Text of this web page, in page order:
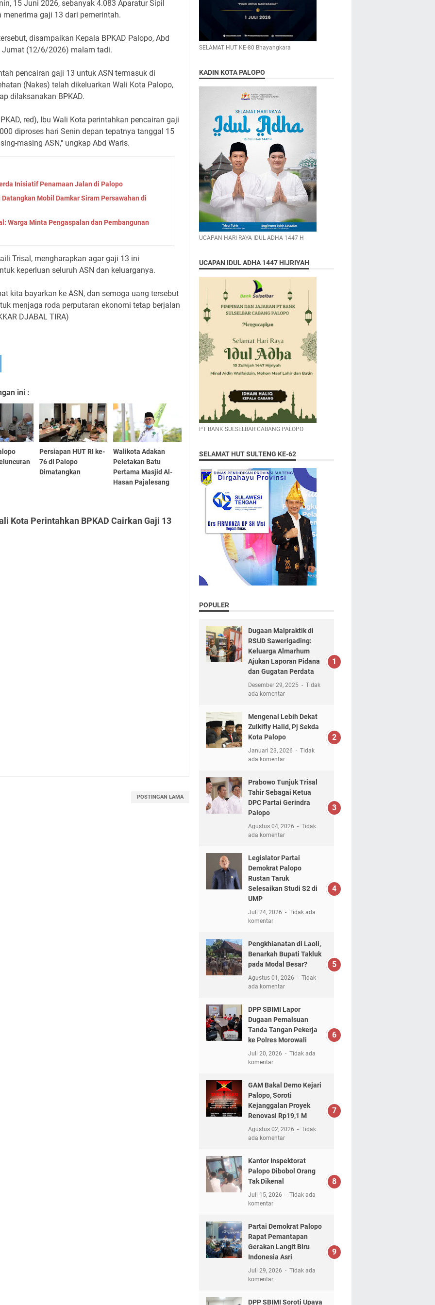
15 Juni 2026, sebanyak 4.083 Aparatur Sipil
menerima gaji 13 dari pemerintah.
disampaikan Kepala BPKAD Palopo, Abd
Jumat (12/6/2026) malam tadi.
pencairan gaji 13 untuk ASN termasuk di
(Nakes) telah dikeluarkan Wali Kota Palopo,
dilaksanakan BPKAD.
red), Ibu Wali Kota perintahkan pencairan gaji
diproses hari Senin depan tepatnya tanggal 15
masing ASN," ungkap Abd Waris.
Inisiatif Penamaan Jalan di Palopo
Mobil Damkar Siram Persawahan di
Warga Minta Pengaspalan dan Pembangunan
Trisal, mengharapkan agar gaji 13 ini
keperluan seluruh ASN dan keluarganya.
kita bayarkan ke ASN, dan semoga uang tersebut
menjaga roda perputaran ekonomi tetap berjalan
DJABAL TIRA)
ini :
Persiapan HUT RI ke-
76 di Palopo
Dimatangkan
Walikota Adakan
Peletakan Batu
Pertama Masjid Al-
Hasan Pajalesang
Kota Perintahkan BPKAD Cairkan Gaji 13
POSTINGAN LAMA
SELAMAT HUT KE-80 Bhayangkara
KADIN KOTA PALOPO
UCAPAN HARI RAYA IDUL ADHA 1447 H
UCAPAN IDUL ADHA 1447 HIJRIYAH
PT BANK SULSELBAR CABANG PALOPO
SELAMAT HUT SULTENG KE-62
POPULER
Dugaan Malpraktik di
RSUD Sawerigading:
Keluarga Almarhum
Ajukan Laporan Pidana
dan Gugatan Perdata
Desember 29, 2025
Tidak
ada komentar
Mengenal Lebih Dekat
Zulkifly Halid, Pj Sekda
Kota Palopo
Januari 23, 2026
Tidak
ada komentar
Prabowo Tunjuk Trisal
Tahir Sebagai Ketua
DPC Partai Gerindra
Palopo
Agustus 04, 2026
Tidak
ada komentar
Legislator Partai
Demokrat Palopo
Rustan Taruk
Selesaikan Studi S2 di
UMP
Juli 24, 2026
Tidak ada
komentar
Pengkhianatan di Laoli,
Benarkah Bupati Takluk
pada Modal Besar?
Agustus 01, 2026
Tidak
ada komentar
DPP SBIMI Lapor
Dugaan Pemalsuan
Tanda Tangan Pekerja
ke Polres Morowali
Juli 20, 2026
Tidak ada
komentar
GAM Bakal Demo Kejari
Palopo, Soroti
Kejanggalan Proyek
Renovasi Rp19,1 M
Agustus 02, 2026
Tidak
ada komentar
Kantor Inspektorat
Palopo Dibobol Orang
Tak Dikenal
Juli 15, 2026
Tidak ada
komentar
Partai Demokrat Palopo
Rapat Pemantapan
Gerakan Langit Biru
Indonesia Asri
Juli 29, 2026
Tidak ada
komentar
DPP SBIMI Soroti Upaya